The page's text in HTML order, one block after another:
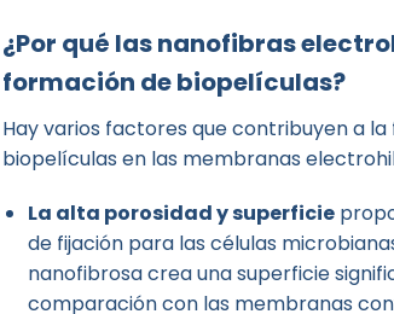
¿Por qué las nanofibras
formación de biopelículas?
Hay varios factores que contribuyen a
biopelículas en las membranas
La alta porosidad y superficie
de fijación para las células
nanofibrosa crea una superficie
comparación con las membranas